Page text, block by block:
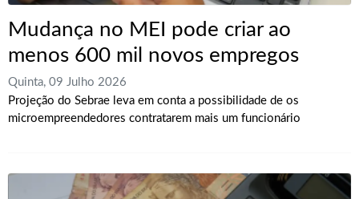
Mudança no MEI pode criar ao
menos 600 mil novos empregos
Quinta, 09 Julho 2026
Projeção do Sebrae leva em conta a possibilidade de os
microempreendedores contratarem mais um funcionário